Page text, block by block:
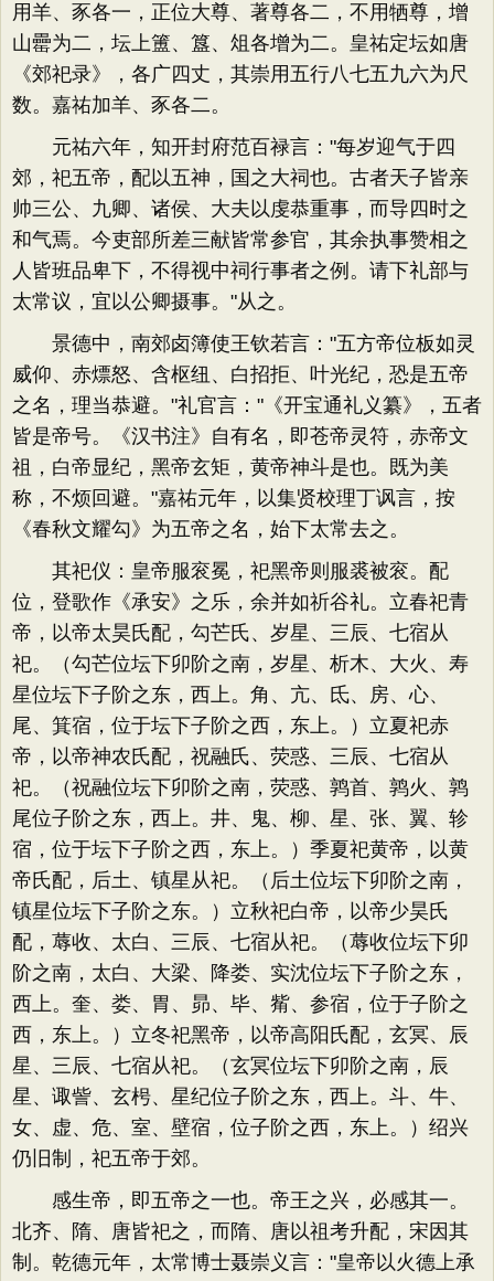
用羊、豕各一，正位大尊、著尊各二，不用牺尊，增
山罍为二，坛上簠、簋、俎各增为二。皇祐定坛如唐
《郊祀录》，各广四丈，其崇用五行八七五九六为尺
数。嘉祐加羊、豕各二。
元祐六年，知开封府范百禄言："每岁迎气于四
郊，祀五帝，配以五神，国之大祠也。古者天子皆亲
帅三公、九卿、诸侯、大夫以虔恭重事，而导四时之
和气焉。今吏部所差三献皆常参官，其余执事赞相之
人皆班品卑下，不得视中祠行事者之例。请下礼部与
太常议，宜以公卿摄事。"从之。
景德中，南郊卤簿使王钦若言："五方帝位板如灵
威仰、赤熛怒、含枢纽、白招拒、叶光纪，恐是五帝
之名，理当恭避。"礼官言："《开宝通礼义纂》，五者
皆是帝号。《汉书注》自有名，即苍帝灵符，赤帝文
祖，白帝显纪，黑帝玄矩，黄帝神斗是也。既为美
称，不烦回避。"嘉祐元年，以集贤校理丁讽言，按
《春秋文耀勾》为五帝之名，始下太常去之。
其祀仪：皇帝服衮冕，祀黑帝则服裘被衮。配
位，登歌作《承安》之乐，余并如祈谷礼。立春祀青
帝，以帝太昊氏配，勾芒氏、岁星、三辰、七宿从
祀。（勾芒位坛下卯阶之南，岁星、析木、大火、寿
星位坛下子阶之东，西上。角、亢、氐、房、心、
尾、箕宿，位于坛下子阶之西，东上。）立夏祀赤
帝，以帝神农氏配，祝融氏、荧惑、三辰、七宿从
祀。（祝融位坛下卯阶之南，荧惑、鹑首、鹑火、鹑
尾位子阶之东，西上。井、鬼、柳、星、张、翼、轸
宿，位于坛下子阶之西，东上。）季夏祀黄帝，以黄
帝氏配，后土、镇星从祀。（后土位坛下卯阶之南，
镇星位坛下子阶之东。）立秋祀白帝，以帝少昊氏
配，蓐收、太白、三辰、七宿从祀。（蓐收位坛下卯
阶之南，太白、大梁、降娄、实沈位坛下子阶之东，
西上。奎、娄、胃、昴、毕、觜、参宿，位于子阶之
西，东上。）立冬祀黑帝，以帝高阳氏配，玄冥、辰
星、三辰、七宿从祀。（玄冥位坛下卯阶之南，辰
星、诹訾、玄枵、星纪位子阶之东，西上。斗、牛、
女、虚、危、室、壁宿，位子阶之西，东上。）绍兴
仍旧制，祀五帝于郊。
感生帝，即五帝之一也。帝王之兴，必感其一。
北齐、隋、唐皆祀之，而隋、唐以祖考升配，宋因其
制。乾德元年，太常博士聂崇义言："皇帝以火德上承